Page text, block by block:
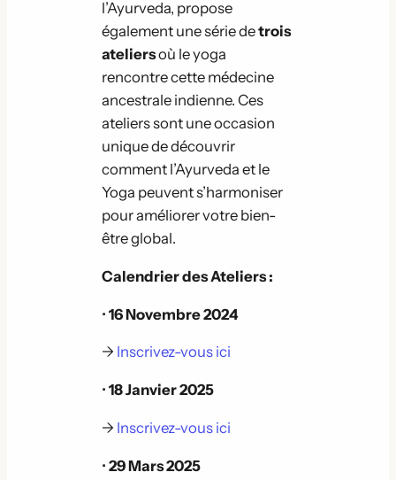
l’Ayurveda, propose
également une série detrois
ateliersoù le yoga
rencontre cette médecine
ancestrale indienne. Ces
ateliers sont une occasion
unique de découvrir
comment l’Ayurveda et le
Yoga peuvent s’harmoniser
pour améliorer votre bien-
être global.
Calendrier des Ateliers :
•16 Novembre 2024
→ Inscrivez-vous ici
•18 Janvier 2025
→ Inscrivez-vous ici
•29 Mars 2025